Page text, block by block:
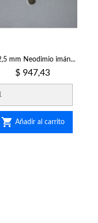
mm Neodimio imán...
Precio
$ 947,43
 Añadir al carrito